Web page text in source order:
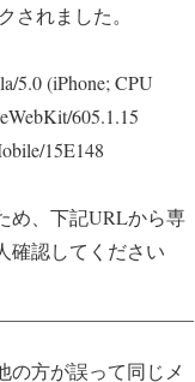
されました。
5.0 (iPhone; CPU
605.1.15
15E148
め、下記URLから専
確認してください
の方が誤って同じメ